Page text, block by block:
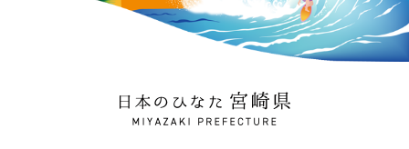
日本のひなた 宮崎県
MIYAZAKI PREFECTURE